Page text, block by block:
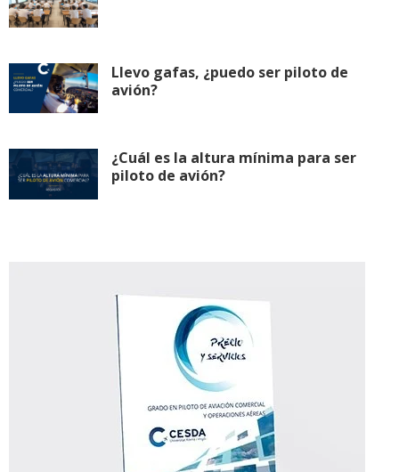
Llevo gafas, ¿puedo ser piloto de
avión?
¿Cuál es la altura mínima para ser
piloto de avión?